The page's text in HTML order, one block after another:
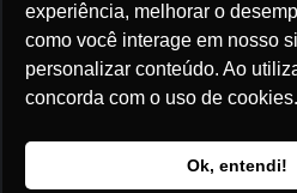
experiência, melhorar o
como você interage em nosso
personalizar conteúdo. Ao
concorda com o uso de cookies.
Ok, entendi!